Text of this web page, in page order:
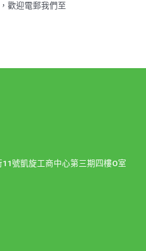
歡迎電郵我們至
號凱旋工商中心第三期四樓O室